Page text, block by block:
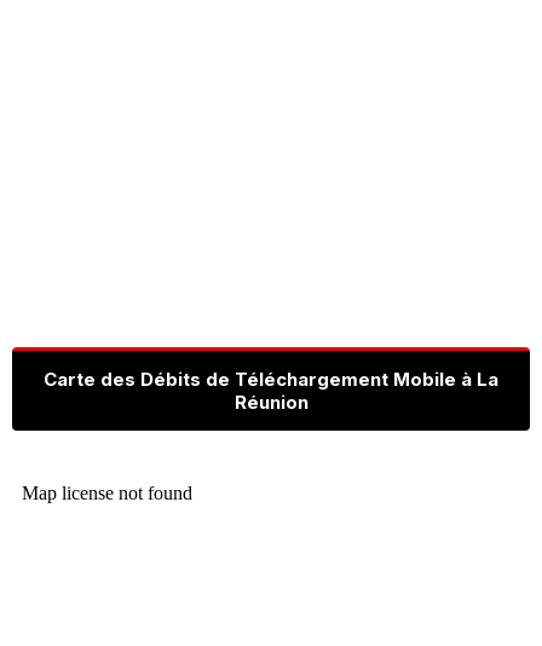
Carte des Débits de Téléchargement Mobile à La
Réunion